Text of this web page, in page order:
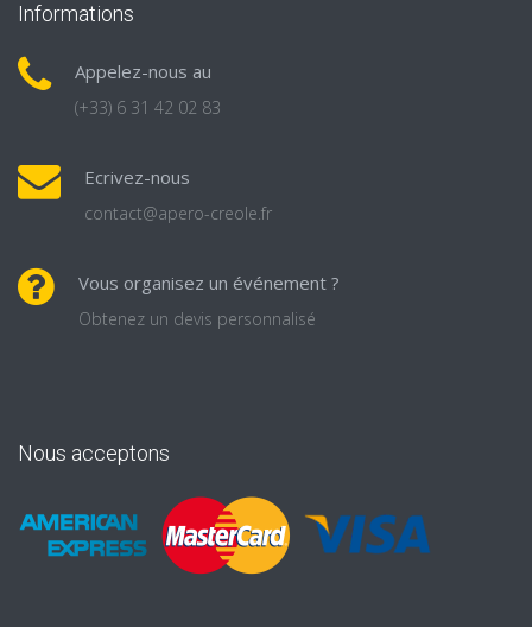
Informations
Appelez-nous au
(+33) 6 31 42 02 83
Ecrivez-nous
contact@apero-creole.fr
Vous organisez un événement ?
Obtenez un devis personnalisé
Nous acceptons